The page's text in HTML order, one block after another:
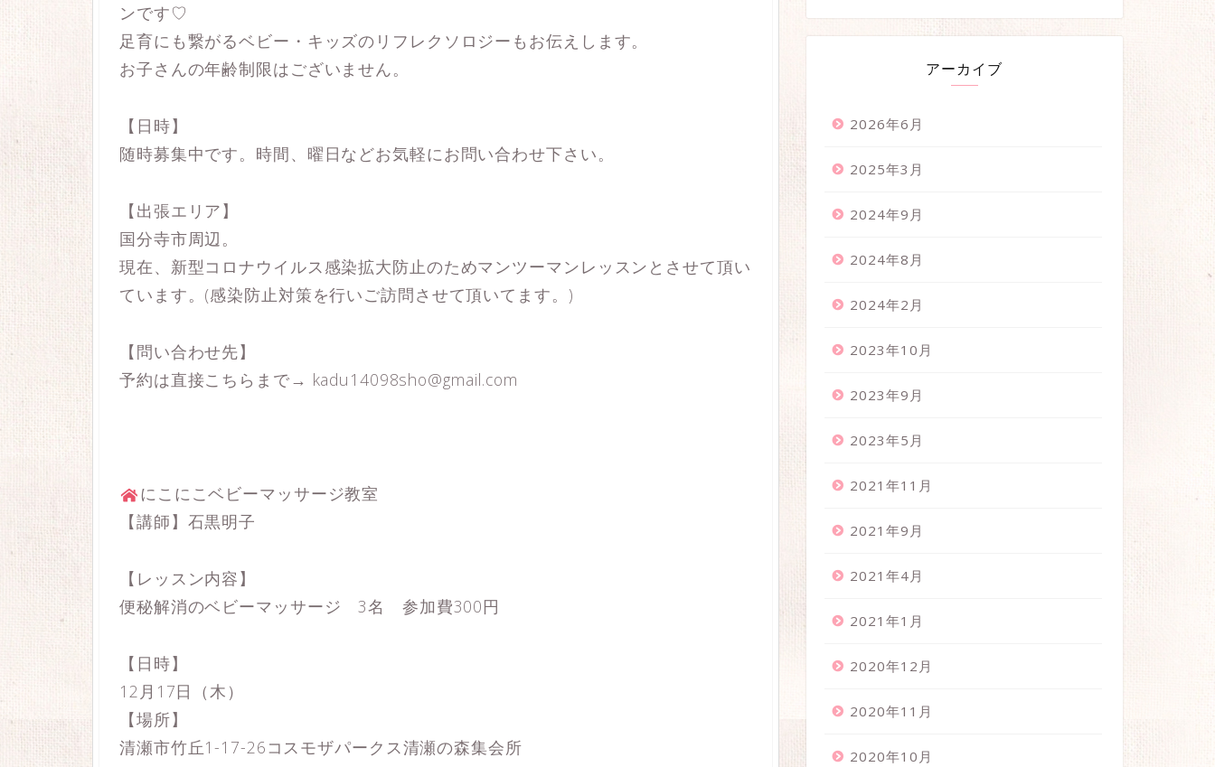
ンです♡
足育にも繋がるベビー・キッズのリフレクソロジーもお伝えします。
お子さんの年齢制限はございません。
【日時】
随時募集中です。時間、曜日などお気軽にお問い合わせ下さい。
【出張エリア】
国分寺市周辺。
現在、新型コロナウイルス感染拡大防止のためマンツーマンレッスンとさせて頂い
ています。(感染防止対策を行いご訪問させて頂いてます。)
【問い合わせ先】
予約は直接こちらまで→ kadu14098sho@gmail.com
にこにこベビーマッサージ教室
【講師】石黒明子
【レッスン内容】
便秘解消のベビーマッサージ 3名 参加費300円
【日時】
12月17日（木）
【場所】
清瀬市竹丘1-17-26コスモザパークス清瀬の森集会所
アーカイブ
2026年6月
2025年3月
2024年9月
2024年8月
2024年2月
2023年10月
2023年9月
2023年5月
2021年11月
2021年9月
2021年4月
2021年1月
2020年12月
2020年11月
2020年10月